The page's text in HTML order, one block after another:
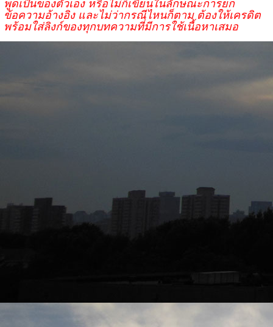
ข้อความอ้างอิง และไม่ว่ากรณีไหนก็ตาม ต้องให้เครดิต
พร้อมใส่ลิงก์ของทุกบทความที่มีการใช้เนื้อหาเสมอ